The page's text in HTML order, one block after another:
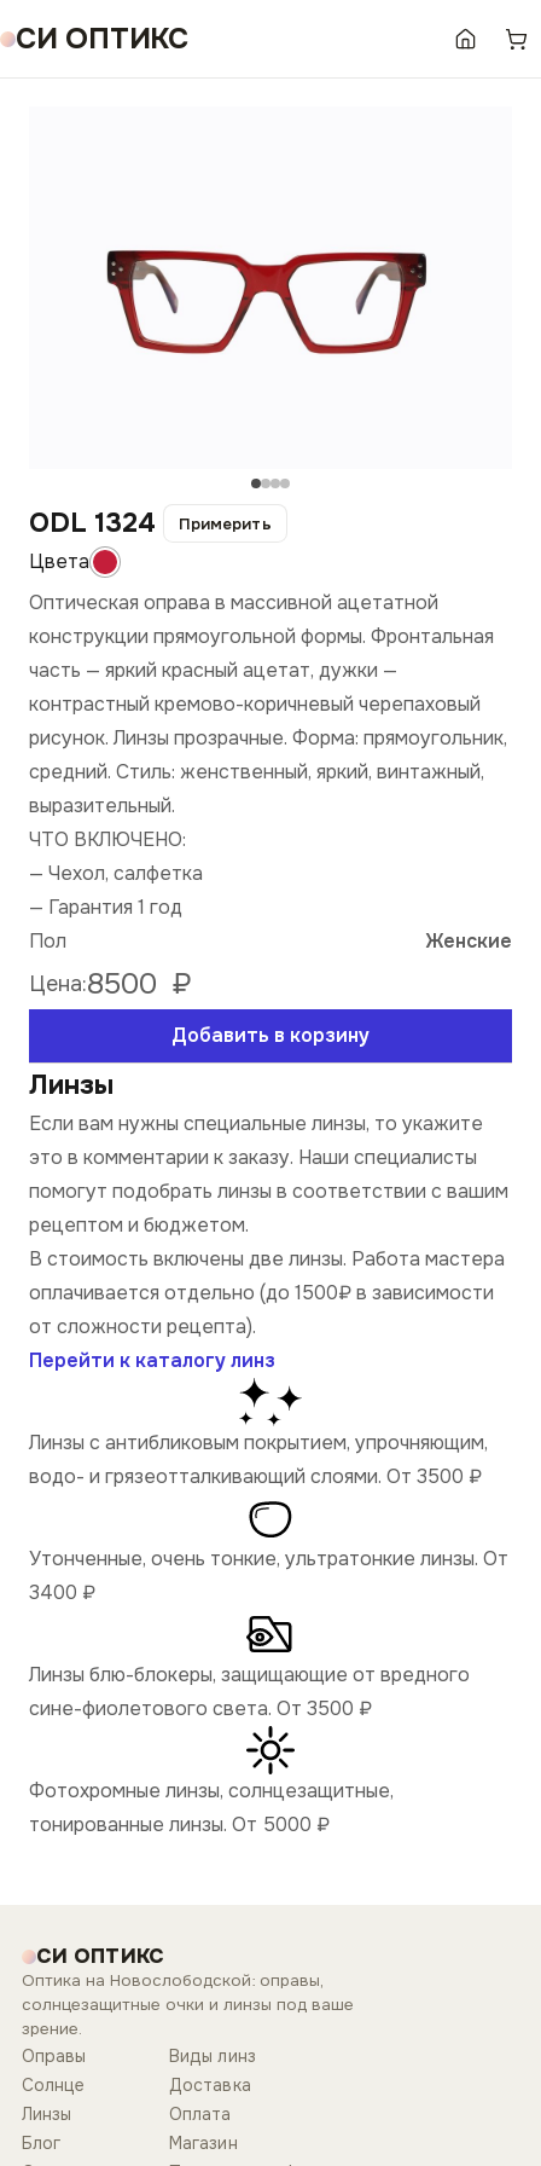
СИ ОПТИКС
ODL 1324 Примерить
Оптическая оправа в массивной ацетатной
конструкции прямоугольной формы. Фронтальная
часть — яркий красный ацетат, дужки —
контрастный кремово-коричневый черепаховый
рисунок. Линзы прозрачные. Форма: прямоугольник,
средний. Стиль: женственный, яркий, винтажный,
выразительный.
ЧТО ВКЛЮЧЕНО:
— Чехол, салфетка
— Гарантия 1 год
Пол
Женские
Цена:8500 ₽
Добавить в корзину
Линзы
Если вам нужны специальные линзы, то укажите
это в комментарии к заказу. Наши специалисты
помогут подобрать линзы в соответствии с вашим
рецептом и бюджетом.
В стоимость включены две линзы. Работа мастера
оплачивается отдельно (до 1500₽ в зависимости
от сложности рецепта).
Перейти к каталогу линз
Линзы с антибликовым покрытием, упрочняющим,
водо- и грязеотталкивающий слоями. От 3500 ₽
Утонченные, очень тонкие, ультратонкие линзы. От
3400 ₽
Линзы блю-блокеры, защищающие от вредного
сине-фиолетового света. От 3500 ₽
Фотохромные линзы, солнцезащитные,
тонированные линзы. От 5000 ₽
СИ ОПТИКС
Оптика на Новослободской: оправы,
солнцезащитные очки и линзы под ваше
зрение.
Оправы
Солнце
Линзы
Блог
Виды линз
Доставка
Оплата
Магазин